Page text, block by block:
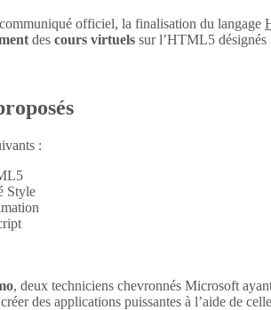
officiel, la finalisation du langage
des cours virtuels sur l’HTML5 désignés
:
Style
, deux techniciens chevronnés Microsoft
des applications puissantes à l’aide de